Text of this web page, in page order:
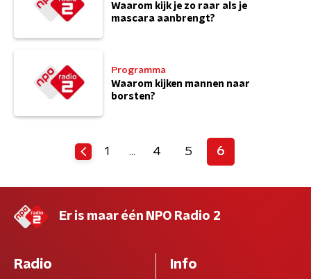
Waarom kijk je zo raar als je
mascara aanbrengt?
Programma
Waarom kijken mannen naar
borsten?
1 … 4 5 6
Er is maar één NPO Radio 2
Radio Info